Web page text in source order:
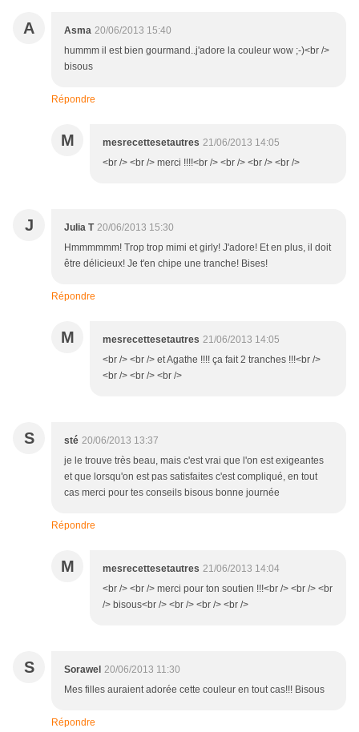
A Asma 20/06/2013 15:40
hummm il est bien gourmand..j'adore la couleur wow ;-)<br />
bisous
Répondre
M mesrecettesetautres 21/06/2013 14:05
<br /> <br /> merci !!!!<br /> <br /> <br /> <br />
J Julia T 20/06/2013 15:30
Hmmmmmm! Trop trop mimi et girly! J'adore! Et en plus, il doit
être délicieux! Je t'en chipe une tranche! Bises!
Répondre
M mesrecettesetautres 21/06/2013 14:05
<br /> <br /> et Agathe !!!! ça fait 2 tranches !!!<br />
<br /> <br /> <br />
S sté 20/06/2013 13:37
je le trouve très beau, mais c'est vrai que l'on est exigeantes
et que lorsqu'on est pas satisfaites c'est compliqué, en tout
cas merci pour tes conseils bisous bonne journée
Répondre
M mesrecettesetautres 21/06/2013 14:04
<br /> <br /> merci pour ton soutien !!!<br /> <br /> <br
/> bisous<br /> <br /> <br /> <br />
S Sorawel 20/06/2013 11:30
Mes filles auraient adorée cette couleur en tout cas!!! Bisous
Répondre